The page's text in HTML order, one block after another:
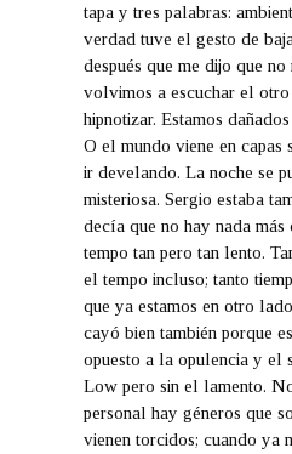
tapa y tres palabras:
verdad tuve el gesto de
después que me dijo que
volvimos a escuchar el
hipnotizar. Estamos
O el mundo viene en capas
ir develando. La noche se
misteriosa. Sergio estaba
decía que no hay nada
tempo tan pero tan lento.
el tempo incluso; tanto
que ya estamos en otro
cayó bien también porque
opuesto a la opulencia y el
Low pero sin el lamento.
personal hay géneros que
vienen torcidos; cuando ya